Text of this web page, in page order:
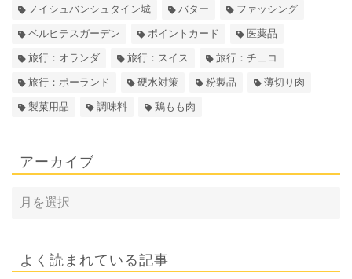
ノイシュバンシュタイン城 バター ファッシング
ベルヒテスガーデン ポイントカード 医薬品
旅行：オランダ 旅行：スイス 旅行：チェコ
旅行：ポーランド 硬水対策 粉製品 薄切り肉
製菓用品 調味料 鶏もも肉
アーカイブ
よく読まれている記事